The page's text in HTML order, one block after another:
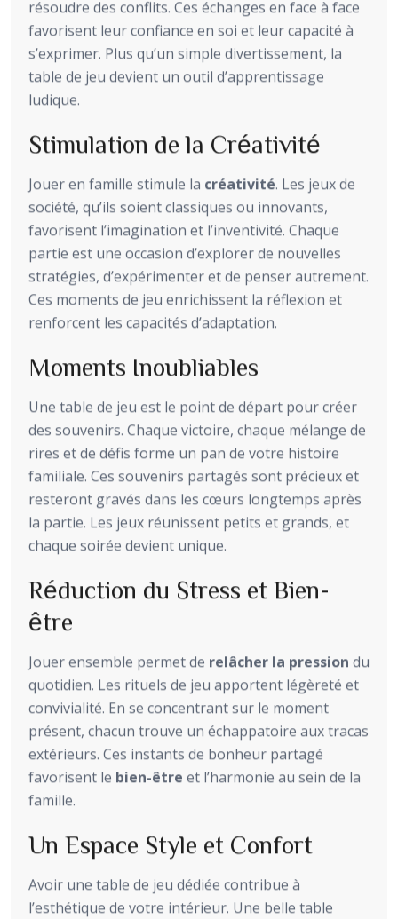
résoudre des conflits. Ces échanges en face à face
favorisent leur confiance en soi et leur capacité à
s’exprimer. Plus qu’un simple divertissement, la
table de jeu devient un outil d’apprentissage
ludique.
Stimulation de la Créativité
Jouer en famille stimule la créativité. Les jeux de
société, qu’ils soient classiques ou innovants,
favorisent l’imagination et l’inventivité. Chaque
partie est une occasion d’explorer de nouvelles
stratégies, d’expérimenter et de penser autrement.
Ces moments de jeu enrichissent la réflexion et
renforcent les capacités d’adaptation.
Moments Inoubliables
Une table de jeu est le point de départ pour créer
des souvenirs. Chaque victoire, chaque mélange de
rires et de défis forme un pan de votre histoire
familiale. Ces souvenirs partagés sont précieux et
resteront gravés dans les cœurs longtemps après
la partie. Les jeux réunissent petits et grands, et
chaque soirée devient unique.
Réduction du Stress et Bien-
être
Jouer ensemble permet de relâcher la pression du
quotidien. Les rituels de jeu apportent légèreté et
convivialité. En se concentrant sur le moment
présent, chacun trouve un échappatoire aux tracas
extérieurs. Ces instants de bonheur partagé
favorisent le bien-être et l’harmonie au sein de la
famille.
Un Espace Style et Confort
Avoir une table de jeu dédiée contribue à
l’esthétique de votre intérieur. Une belle table